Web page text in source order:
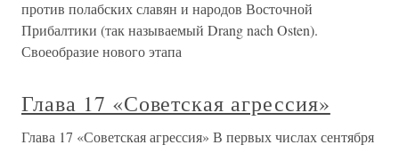
против полабских славян и народов Восточной
Прибалтики (так называемый Drang nach Osten).
Своеобразие нового этапа
Глава 17 «Советская агрессия»
Глава 17 «Советская агрессия» В первых числах сентября